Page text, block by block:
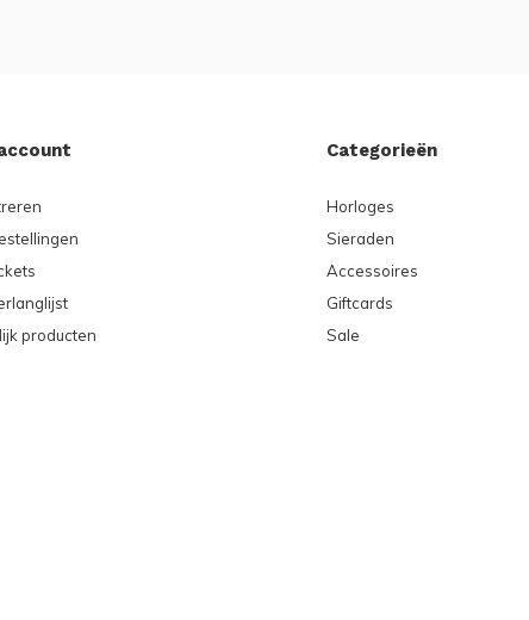
producten
Categorieën
Horloges
Sieraden
Accessoires
Giftcards
Sale